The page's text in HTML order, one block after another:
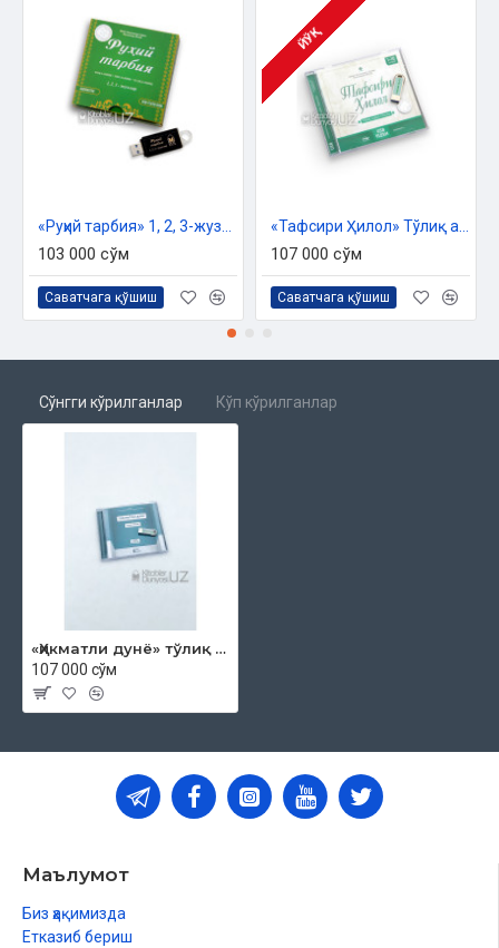
103 000 сўм
Саватчага қўшиш
ЙЎҚ
107 000 сўм
Саватчага қўшиш
Сўнгги кўрилганлар Кўп кўрилганлар
«Ҳикматли дунё» тўлиқ тўплам (usb-flash)
107 000 сўм
Маълумот
Биз ҳақимизда
Етказиб бериш